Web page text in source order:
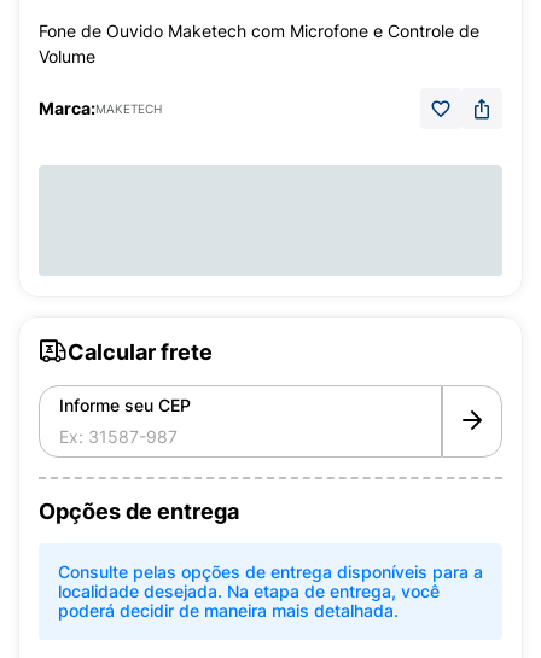
Fone de Ouvido Maketech com Microfone e Controle de
Volume
Marca:MAKETECH
Calcular frete
Informe seu CEP
Opções de entrega
Consulte pelas opções de entrega disponíveis para a
localidade desejada. Na etapa de entrega, você
poderá decidir de maneira mais detalhada.